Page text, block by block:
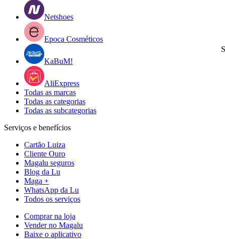
Netshoes
Epoca Cosméticos
KaBuM!
AliExpress
Todas as marcas
Todas as categorias
Todas as subcategorias
Serviços e benefícios
Cartão Luiza
Cliente Ouro
Magalu seguros
Blog da Lu
Maga +
WhatsApp da Lu
Todos os serviços
Comprar na loja
Vender no Magalu
Baixe o aplicativo